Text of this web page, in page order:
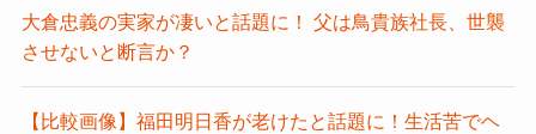
大倉忠義の実家が凄いと話題に！ 父は鳥貴族社長、世襲
させないと断言か？
【比較画像】福田明日香が老けたと話題に！生活苦でヘ